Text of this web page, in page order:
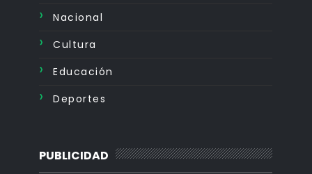
Nacional
Cultura
Educación
Deportes
PUBLICIDAD